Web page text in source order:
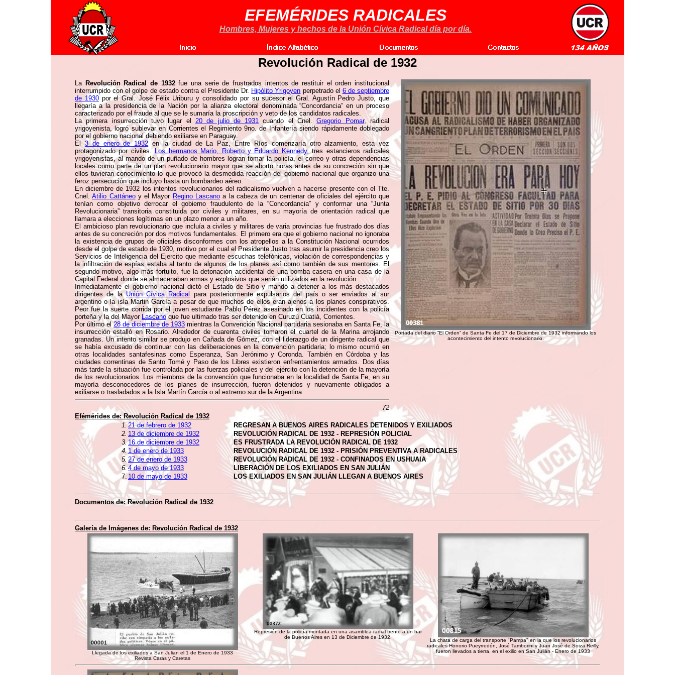
EFEMÉRIDES RADICALES
Hombres, Mujeres y hechos de la Unión Cívica Radical día por día.
Revolución Radical de 1932
La Revolución Radical de 1932fue una serie de frustrados intentos de restituir el orden institucional
interrumpido con el golpe de estado contra el Presidente Dr. Hipólito Yrigoyen perpetrado el 6 de septiembre
de 1930por el Gral. José Félix Uriburu y consolidado por su sucesor el Gral. Agustín Pedro Justo, que
llegaría a la presidencia de la Nación por la alianza electoral denominada “Concordancia” en un proceso
caracterizado por el fraude al que se le sumaría la proscripción y veto de los candidatos radicales.
La primera insurrección tuvo lugar el 20 de julio de 1931 cuando el Cnel.Gregorio Pomar, radical
yrigoyenista, logró sublevar en Corrientes el Regimiento 9no. de Infantería siendo rápidamente doblegado
por el gobierno nacional debiendo exiliarse en Paraguay.
El3 de enero de 1932 en la ciudad de La Paz, Entre Ríos comenzaría otro alzamiento, esta vez
protagonizado por civiles. Los hermanos Mario, Roberto y Eduardo Kennedy, tres estancieros radicales
yrigoyenistas, al mando de un puñado de hombres logran tomar la policía, el correo y otras dependencias
locales como parte de un plan revolucionario mayor que se aborto horas antes de su concreción sin que
ellos tuvieran conocimiento lo que provocó la desmedida reacción del gobierno nacional que organizo una
feroz persecución que incluyo hasta un bombardeo aéreo.
En diciembre de 1932 los intentos revolucionarios del radicalismo vuelven a hacerse presente con el Tte.
Cnel.Atilio Cattáneoy el Mayor Regino Lascanoa la cabeza de un centenar de oficiales del ejército que
tenían como objetivo derrocar el gobierno fraudulento de la “Concordancia” y conformar una “Junta
Revolucionaria” transitoria constituida por civiles y militares, en su mayoría de orientación radical que
llamara a elecciones legítimas en un plazo menor a un año.
El ambicioso plan revolucionario que incluía a civiles y militares de varia provincias fue frustrado dos días
antes de su concreción por dos motivos fundamentales. El primero era que el gobierno nacional no ignoraba
la existencia de grupos de oficiales disconformes con los atropellos a la Constitución Nacional ocurridos
desde el golpe de estado de 1930, motivo por el cual el Presidente Justo tras asumir la presidencia creo los
Servicios de Inteligencia del Ejercito que mediante escuchas telefónicas, violación de correspondencias y
la infiltración de espías estaba al tanto de algunos de los planes así como también de sus mentores. El
segundo motivo, algo más fortuito, fue la detonación accidental de una bomba casera en una casa de la
Capital Federal donde se almacenaban armas y explosivos que serián utilizados en la revolución.
Inmediatamente el gobierno nacional dictó el Estado de Sitio y mandó a detener a los más destacados
dirigentes de laUnión Cívica Radical
para posteriormente expulsarlos del país o ser enviados al sur
argentino o la isla Martin García a pesar de que muchos de ellos eran ajenos a los planes conspirativos.
Peor fue la suerte corrida por el joven estudiante Pablo Pérez asesinado en los incidentes con la policía
porteña y la del Mayor Lascanoque fue ultimado tras ser detenido en Curuzú Cuatiá, Corrientes.
Por último el28 de diciembre de 1933 mientras la Convención Nacional partidaria sesionaba en Santa Fe, la
insurrección estalló en Rosario. Alrededor de cuarenta civiles tomaron el cuartel de la Marina arrojando
granadas. Un intento similar se produjo en Cañada de Gómez, con el liderazgo de un dirigente radical que
se había excusado de continuar con las deliberaciones en la convención partidaria; lo mismo ocurrió en
otras localidades santafesinas como Esperanza, San Jerónimo y Coronda. También en Córdoba y las
ciudades correntinas de Santo Tomé y Paso de los Libres existieron enfrentamientos armados. Dos días
más tarde la situación fue controlada por las fuerzas policiales y del ejército con la detención de la mayoría
de los revolucionarios. Los miembros de la convención que funcionaba en la localidad de Santa Fe, en su
mayoría desconocedores de los planes de insurrección, fueron detenidos y nuevamente obligados a
exiliarse o trasladados a la Isla Martín García o al extremo sur de la Argentina.
72
Portada del diario “El Orden” de Santa Fe del 17 de Diciembre de 1932 informando los
acontecimiento del intento revolucionario.
Efémérides de:Revolución Radical de 1932
1.21 de febrero de 1932
REGRESAN A BUENOS AIRES RADICALES DETENIDOS Y EXILIADOS
2. 13 de diciembre de 1932
REVOLUCIÓN RADICAL DE 1932 - REPRESIÓN POLICIAL
3.16 de diciembre de 1932
ES FRUSTRADA LA REVOLUCIÓN RADICAL DE 1932
4.1 de enero de 1933
REVOLUCIÓN RADICAL DE 1932 - PRISIÓN PREVENTIVA A RADICALES
5. 27 de enero de 1933
REVOLUCIÓN RADICAL DE 1932 - CONFINADOS EN USHUAIA
6.4 de mayo de 1933
LIBERACIÓN DE LOS EXILIADOS EN SAN JULIÁN
7. 10 de mayo de 1933 LOS EXILIADOS EN SAN JULIÁN LLEGAN A BUENOS AIRES
Documentos de:Revolución Radical de 1932
Galería de Imágenes de: Revolución Radical de 1932
Llegada de los exiliados a San Julian el 1 de Enero de 1933
Revista Caras y Caretas
Represión de la policía montada en una asamblea radial frente a un bar
de Buenos Aires en 13 de Diciembre de 1932.
La chata de carga del transporte "Pampa" en la que los revolucionarios
radicales Honorio Pueyrredón, José Tamborini y Juan José de Soiza Reilly,
fueron llevados a tierra, en el exilio en San Julián - Enero de 1933